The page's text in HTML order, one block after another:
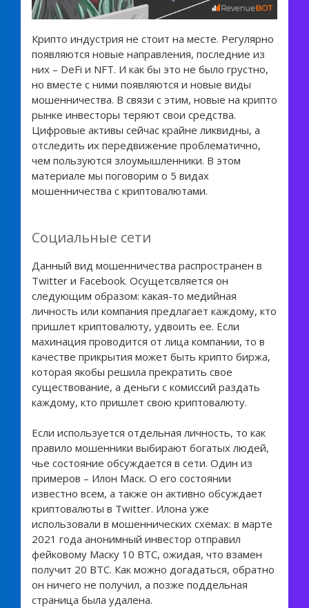
Крипто индустрия не стоит на месте. Регулярно
появляются новые направления, последние из
них – DeFi и NFT. И как бы это не было грустно,
но вместе с ними появляются и новые виды
мошенничества. В связи с этим, новые на крипто
рынке инвесторы теряют свои средства.
Цифровые активы сейчас крайне ликвидны, а
отследить их передвижение проблематично,
чем пользуются злоумышленники. В этом
материале мы поговорим о 5 видах
мошенничества с криптовалютами.
Социальные сети
Данный вид мошенничества распространен в
Twitter и Facebook. Осущетсвляется он
следующим образом: какая-то медийная
личность или компания предлагает каждому, кто
пришлет криптовалюту, удвоить ее. Если
махинация проводится от лица компании, то в
качестве прикрытия может быть крипто биржа,
которая якобы решила прекратить свое
существование, а деньги с комиссий раздать
каждому, кто пришлет свою криптовалюту.
Если используется отдельная личность, то как
правило мошенники выбирают богатых людей,
чье состояние обсуждается в сети. Один из
примеров – Илон Маск. О его состоянии
известно всем, а также он активно обсуждает
криптовалюты в Twitter. Илона уже
использовали в мошеннических схемах: в марте
2021 года анонимный инвестор отправил
фейковому Маску 10 BTC, ожидая, что взамен
получит 20 BTC. Как можно догадаться, обратно
он ничего не получил, а позже поддельная
страница была удалена.